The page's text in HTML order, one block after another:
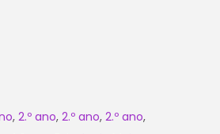
, 2.º ano, 2.º ano, 2.º ano,